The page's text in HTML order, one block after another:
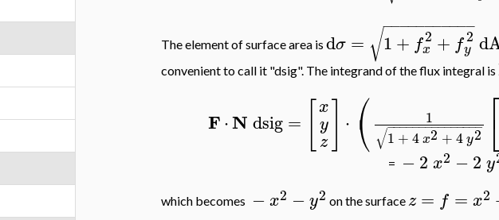
The element of surface area is dσ = 1+ f2
x + f2
y
− −
−−−−−−−−−
√
convenient to call it "dsig". The integrand of the flux integral is
F⋅Ndsig =
x
y
z
⋅ ⎛
⎝
1
1 +4x2 +4y2
− −
−−−−−−−−−−−−−
√ ⎡
⎣
= −2 x2 −2 y
which becomes −x2 −y2 on the surface z = f = x2